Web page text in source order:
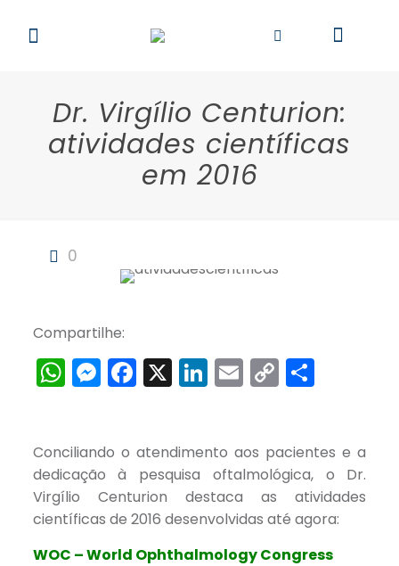
Dr. Virgílio Centurion:
atividades científicas
em 2016
0
Compartilhe:
WhatsApp
Messenger
Facebook
X LinkedIn
Email
Copy
Link
Share
Conciliando o atendimento aos pacientes e a
dedicação à pesquisa oftalmológica, o Dr.
Virgílio Centurion destaca as atividades
científicas de 2016 desenvolvidas até agora:
WOC – World Ophthalmology Congress